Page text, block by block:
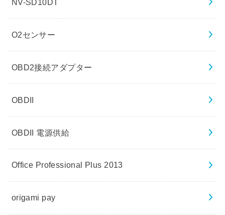
O2センサー
OBD2接続アダプター
OBDII
OBDII 電源供給
Office Professional Plus 2013
origami pay